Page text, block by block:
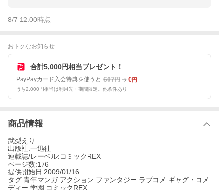
8/7 12:00時点
おトクなお知らせ
合計5,000円相当プレゼント！
PayPayカード入会特典を使うと 607円 0円
うち2,000円相当は利用先・期間限定。他条件あり
商品情報
武梨えり
出版社:一迅社
連載誌/レーベル:コミックREX
ページ数:176
提供開始日:2009/01/16
タグ:青年マンガ アクション ファンタジー ラブコメ ギャグ・コメ
ディー 学園 コミックREX